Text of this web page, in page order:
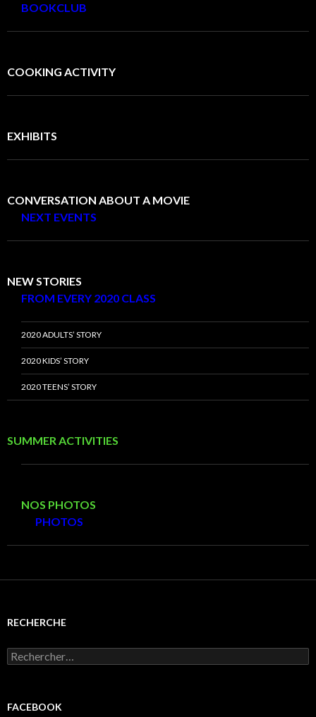
BOOKCLUB
COOKING ACTIVITY
EXHIBITS
CONVERSATION ABOUT A MOVIE
NEXT EVENTS
NEW STORIES
FROM EVERY 2020 CLASS
2020 ADULTS’ STORY
2020 KIDS’ STORY
2020 TEENS’ STORY
SUMMER ACTIVITIES
NOS PHOTOS
PHOTOS
RECHERCHE
Rechercher :
FACEBOOK